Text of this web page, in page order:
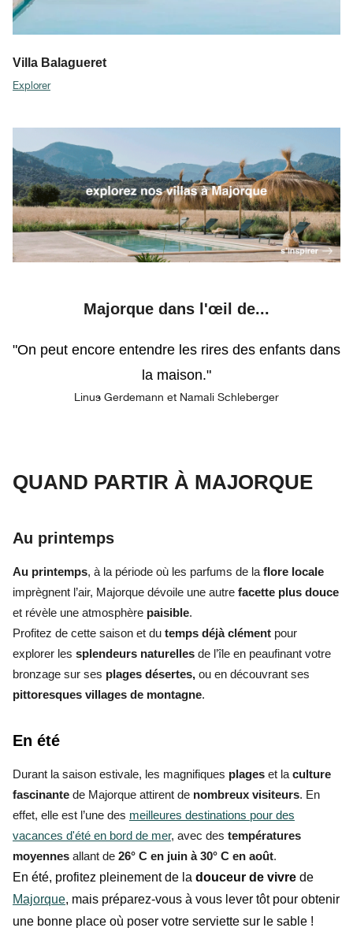
Villa Balagueret
Explorer
Majorque dans l'œil de...
"On peut encore entendre les rires des enfants dans
la maison."
Linus Gerdemann et Namali Schleberger
QUAND PARTIR À MAJORQUE
Au printemps
Au printemps, à la période où les parfums de la flore locale
imprègnent l’air, Majorque dévoile une autre facette plus douce
et révèle une atmosphère paisible.
Profitez de cette saison et du temps déjà clément pour
explorer les splendeurs naturelles de l’île en peaufinant votre
bronzage sur ses plages désertes, ou en découvrant ses
pittoresques villages de montagne.
En été
Durant la saison estivale, les magnifiques plages et la culture
fascinante de Majorque attirent de nombreux visiteurs. En
effet, elle est l’une des meilleures destinations pour des
vacances d'été en bord de mer, avec des températures
moyennes allant de 26° C en juin à 30° C en août.
En été, profitez pleinement de la douceur de vivre de
Majorque, mais préparez-vous à vous lever tôt pour obtenir
une bonne place où poser votre serviette sur le sable !